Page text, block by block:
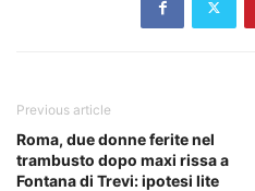
Previous article
Roma, due donne ferite nel
trambusto dopo maxi rissa a
Fontana di Trevi: ipotesi lite